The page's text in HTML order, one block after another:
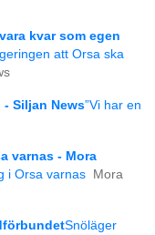
kvar som egen
att Orsa ska
- Siljan News”Vi har en
varnas - Mora
i Orsa varnas
Mora
Snöläger